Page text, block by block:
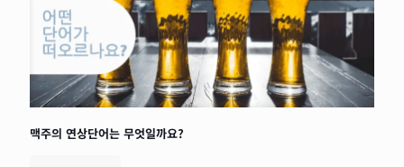
맥주의 연상단어는 무엇일까요?